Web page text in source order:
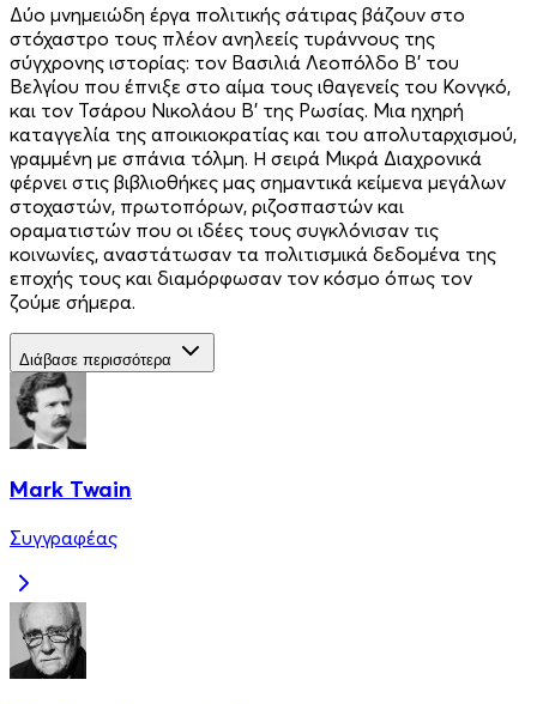
Δύο μνημειώδη έργα πολιτικής σάτιρας βάζουν στο
στόχαστρο τους πλέον ανηλεείς τυράννους της
σύγχρονης ιστορίας: τον Βασιλιά Λεοπόλδο Β’ του
Βελγίου που έπνιξε στο αίμα τους ιθαγενείς του Κονγκό,
και τον Τσάρου Νικολάου Β’ της Ρωσίας. Μια ηχηρή
καταγγελία της αποικιοκρατίας και του απολυταρχισμού,
γραμμένη με σπάνια τόλμη. Η σειρά Μικρά Διαχρονικά
φέρνει στις βιβλιοθήκες μας σημαντικά κείμενα μεγάλων
στοχαστών, πρωτοπόρων, ριζοσπαστών και
οραματιστών που οι ιδέες τους συγκλόνισαν τις
κοινωνίες, αναστάτωσαν τα πολιτισμικά δεδομένα της
εποχής τους και διαμόρφωσαν τον κόσμο όπως τον
ζούμε σήμερα.
Διάβασε περισσότερα
Mark Twain
Συγγραφέας